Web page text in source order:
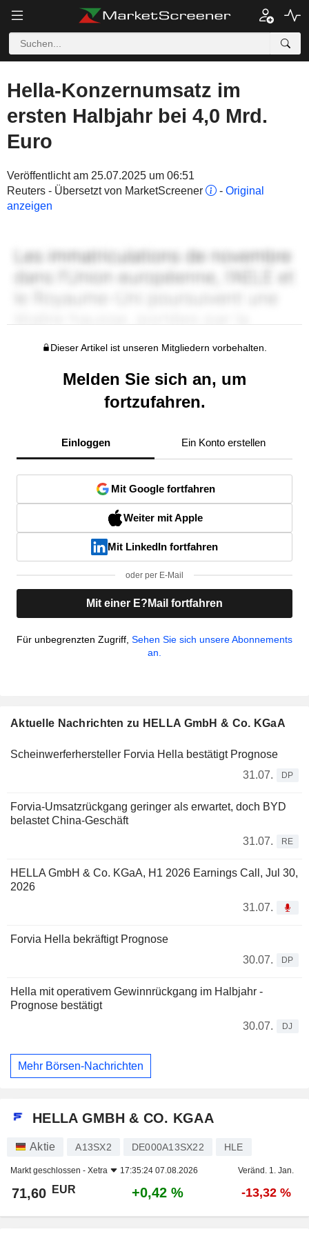
Hella-Konzernumsatz im
ersten Halbjahr bei 4,0 Mrd.
Euro
Veröffentlicht am 25.07.2025 um 06:51
Reuters - Übersetzt von MarketScreener
- Original
anzeigen
Dieser Artikel ist unseren Mitgliedern vorbehalten.
Melden Sie sich an, um
fortzufahren.
Einloggen Ein Konto erstellen
Mit Google fortfahren
Weiter mit Apple
Mit LinkedIn fortfahren
oder per E-Mail
Mit einer E?Mail fortfahren
Für unbegrenzten Zugriff, Sehen Sie sich unsere Abonnements
an.
Aktuelle Nachrichten zu HELLA GmbH & Co. KGaA
Scheinwerferhersteller Forvia Hella bestätigt Prognose
31.07.
DP
Forvia-Umsatzrückgang geringer als erwartet, doch BYD
belastet China-Geschäft
31.07.
RE
HELLA GmbH & Co. KGaA, H1 2026 Earnings Call, Jul 30,
2026
31.07.
Forvia Hella bekräftigt Prognose
30.07.
DP
Hella mit operativem Gewinnrückgang im Halbjahr -
Prognose bestätigt
30.07.
DJ
Mehr Börsen-Nachrichten
HELLA GMBH & CO. KGAA
Aktie A13SX2 DE000A13SX22 HLE
Markt geschlossen - Xetra 17:35:24 07.08.2026 Veränd. 1. Jan.
71,60 EUR +0,42 % -13,32 %